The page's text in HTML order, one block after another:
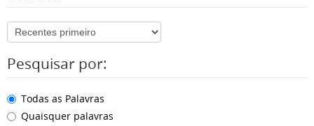
Pesquisar por:
Todas as Palavras
Quaisquer palavras